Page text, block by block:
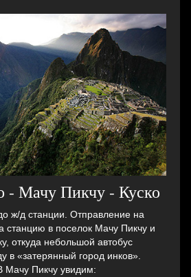
- Мачу Пикчу - Куско
ж/д станции. Отправление на
станцию в поселок Мачу Пикчу и
откуда небольшой автобус
в «затерянный город инков».
Мачу Пикчу увидим: